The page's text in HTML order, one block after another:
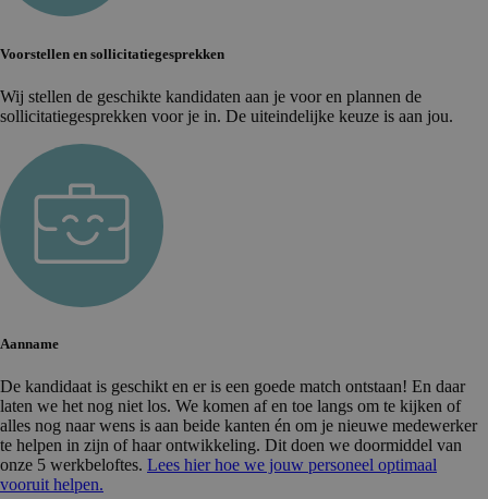
Voorstellen en sollicitatiegesprekken
Wij stellen de geschikte kandidaten aan je voor en plannen de
sollicitatiegesprekken voor je in. De uiteindelijke keuze is aan jou.
Aanname
De kandidaat is geschikt en er is een goede match ontstaan! En daar
laten we het nog niet los. We komen af en toe langs om te kijken of
alles nog naar wens is aan beide kanten én om je nieuwe medewerker
te helpen in zijn of haar ontwikkeling. Dit doen we doormiddel van
onze 5 werkbeloftes. Lees hier hoe we jouw personeel optimaal
vooruit helpen.